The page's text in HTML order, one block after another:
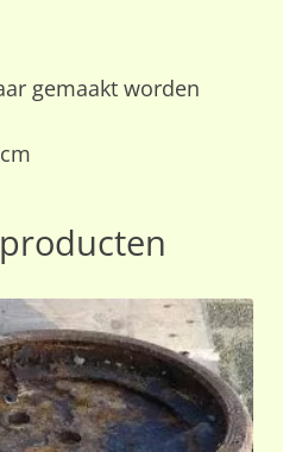
gemaakt worden